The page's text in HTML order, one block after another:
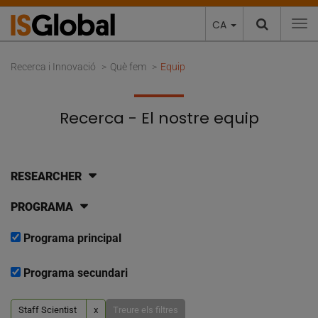
CA
Recerca i Innovació Què fem Equip
Recerca - El nostre equip
RESEARCHER
PROGRAMA
Programa principal
Programa secundari
Staff Scientist x Treure els filtres